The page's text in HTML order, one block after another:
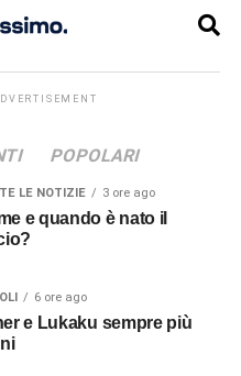
POPOLARI
LE NOTIZIE 3 ore ago
e quando è nato il
6 ore ago
e Lukaku sempre più